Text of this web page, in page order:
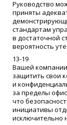
Руководство
приняты
стандартам
в достаточной
вероятность
13-19
Вашей
защитить свои
и
за пределы
что
инициативы
исключительно